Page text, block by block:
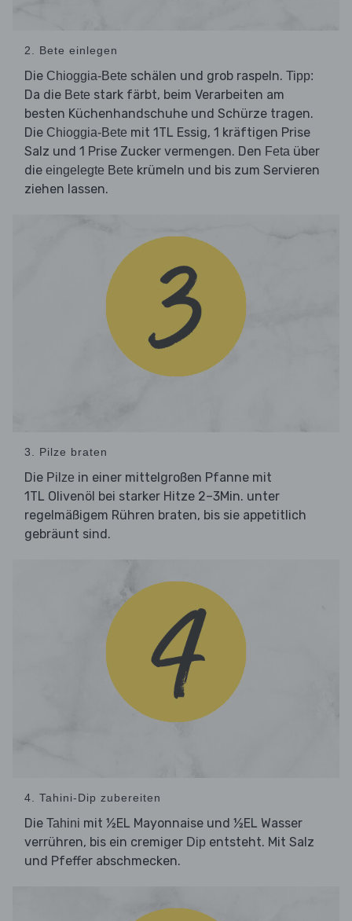
2. Bete einlegen
Die Chioggia-Bete schälen und grob raspeln. Tipp:
Da die Bete stark färbt, beim Verarbeiten am
besten Küchenhandschuhe und Schürze tragen.
Die Chioggia-Bete mit 1TL Essig, 1 kräftigen Prise
Salz und 1 Prise Zucker vermengen. Den Feta über
die eingelegte Bete krümeln und bis zum Servieren
ziehen lassen.
3. Pilze braten
Die Pilze in einer mittelgroßen Pfanne mit
1TL Olivenöl bei starker Hitze 2–3Min. unter
regelmäßigem Rühren braten, bis sie appetitlich
gebräunt sind.
4. Tahini-Dip zubereiten
Die Tahini mit ½EL Mayonnaise und ½EL Wasser
verrühren, bis ein cremiger Dip entsteht. Mit Salz
und Pfeffer abschmecken.